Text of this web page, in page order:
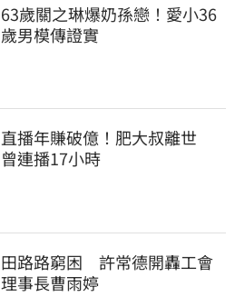
63歲關之琳爆奶孫戀！愛小36
歲男模傳證實
直播年賺破億！肥大叔離世
曾連播17小時
田路路窮困　許常德開轟工會
理事長曹雨婷